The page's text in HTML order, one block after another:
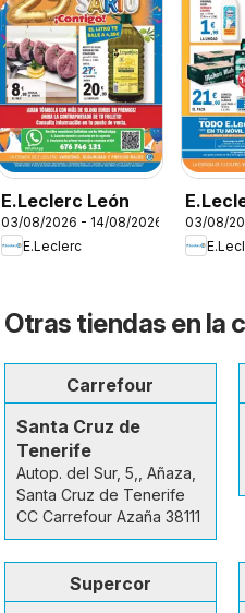
E.Leclerc León
03/08/2026 - 14/08/2026
E.Leclerc
Real
03/08/
Otras tiendas en la
Carrefour
Santa Cruz de
Tenerife
Autop. del Sur, 5,, Añaza,
Santa Cruz de Tenerife
CC Carrefour Azaña 38111
Supercor